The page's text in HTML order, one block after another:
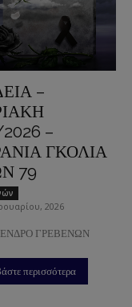
–
–
ΓΚΟΛΙΑ
79
2026
ΓΡΕΒΕΝΩΝ
περισσότερα